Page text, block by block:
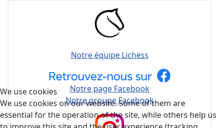
Notre équipe Lichess
Notre page Facebook
Notre groupe Facebook
We use cookies
We use cookies on our website. Some of them are
essential for the operation of the site, while others help us